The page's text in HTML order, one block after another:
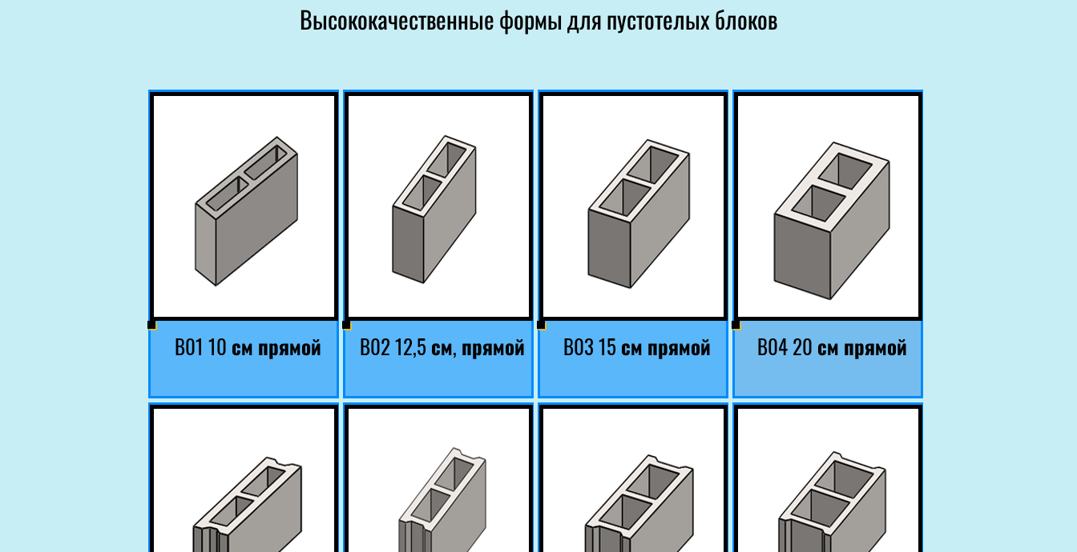
Высококачественные формы для пустотелых блоков
B01 10 см прямой B02 12,5 см, прямой B03 15 см прямой B04 20 см прямой